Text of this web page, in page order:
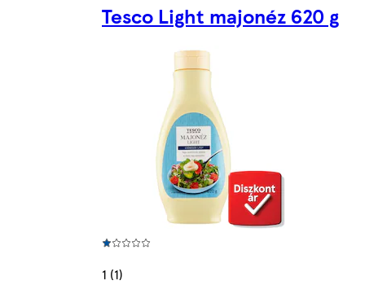
Tesco Light majonéz 620 g
1 (1)